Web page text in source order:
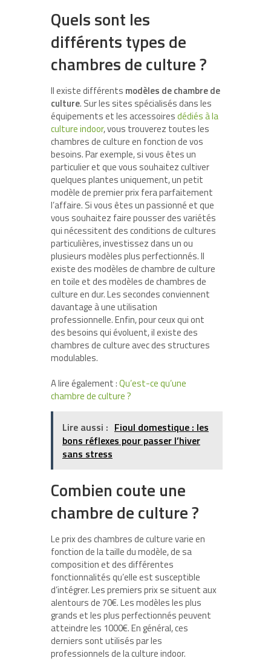
Quels sont les
différents types de
chambres de culture ?
Il existe différents modèles de chambre de
culture. Sur les sites spécialisés dans les
équipements et les accessoiresdédiés à la
culture indoor, vous trouverez toutes les
chambres de culture en fonction de vos
besoins. Par exemple, si vous êtes un
particulier et que vous souhaitez cultiver
quelques plantes uniquement, un petit
modèle de premier prix fera parfaitement
l’affaire. Si vous êtes un passionné et que
vous souhaitez faire pousser des variétés
qui nécessitent des conditions de cultures
particulières, investissez dans un ou
plusieurs modèles plus perfectionnés. Il
existe des modèles de chambre de culture
en toile et des modèles de chambres de
culture en dur. Les secondes conviennent
davantage à une utilisation
professionnelle. Enfin, pour ceux qui ont
des besoins qui évoluent, il existe des
chambres de culture avec des structures
modulables.
A lire également :Qu’est-ce qu’une
chambre de culture ?
Lire aussi : Fioul domestique : les
bons réflexes pour passer l’hiver
sans stress
Combien coute une
chambre de culture ?
Le prix des chambres de culture varie en
fonction de la taille du modèle, de sa
composition et des différentes
fonctionnalités qu’elle est susceptible
d’intégrer. Les premiers prix se situent aux
alentours de 70€. Les modèles les plus
grands et les plus perfectionnés peuvent
atteindre les 1000€. En général, ces
derniers sont utilisés par les
professionnels de la culture indoor.